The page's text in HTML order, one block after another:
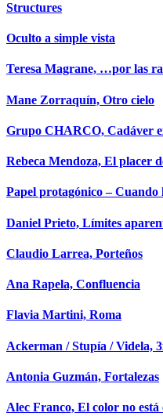
Structures
Oculto a simple vista
Teresa Magrane, …por las
Mane Zorraquín, Otro cielo
Grupo CHARCO, Cadáver
Rebeca Mendoza, El placer
Papel protagónico – Cuando
Daniel Prieto, Límites
Claudio Larrea, Porteños
Ana Rapela, Confluencia
Flavia Martini, Roma
Ackerman / Stupía / Videla,
Antonia Guzmán, Fortalezas
Alec Franco, El color no está